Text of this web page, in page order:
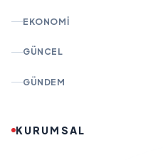
EKONOMI
GÜNCEL
GÜNDEM
KURUMSAL